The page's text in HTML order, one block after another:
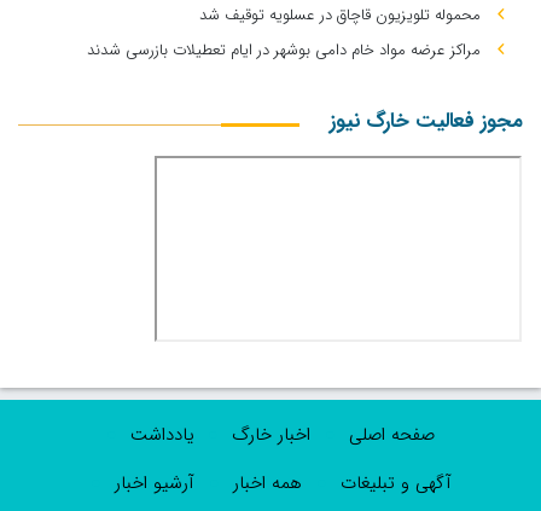
محموله تلویزیون قاچاق در عسلویه توقیف شد
مراکز عرضه مواد خام دامی بوشهر در ایام تعطیلات بازرسی شدند
مجوز فعالیت خارگ نیوز
صفحه اصلی اخبار خارگ
یادداشت
آگهی و تبلیغات
همه اخبار آرشیو اخبار